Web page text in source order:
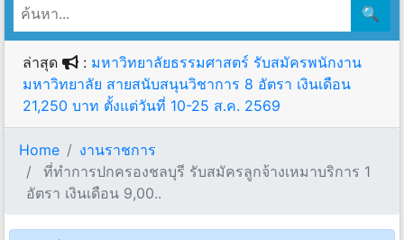
🔍
ล่าสุด : มหาวิทยาลัยธรรมศาสตร์ รับสมัครพนักงาน
มหาวิทยาลัย สายสนับสนุนวิชาการ 8 อัตรา เงินเดือน
21,250 บาท ตั้งแต่วันที่ 10-25 ส.ค. 2569
Home
งานราชการ
ที่ทําการปกครองชลบุรี รับสมัครลูกจ้างเหมาบริการ 1
อัตรา เงินเดือน 9,00..